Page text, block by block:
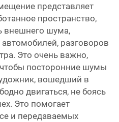
представляет
пространство,
внешнего шума,
разговоров
Это очень важно,
посторонние шумы
вошедший в
двигаться, не боясь
Это помогает
и передаваемых